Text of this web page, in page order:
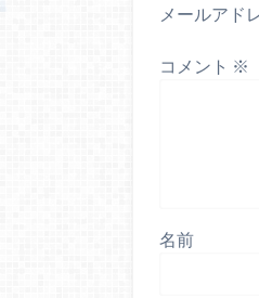
メールアド
コメント ※
名前